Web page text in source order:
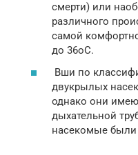
смерти) или
различного
самой
до 36оС.
Вши по
двукрылых
однако они
дыхательной
насекомые